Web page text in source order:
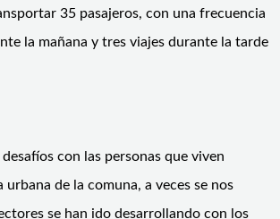
35 pasajeros, con una frecuencia
la mañana y tres viajes durante la tarde
desafíos con las personas que viven
urbana de la comuna, a veces se nos
se han ido desarrollando con los